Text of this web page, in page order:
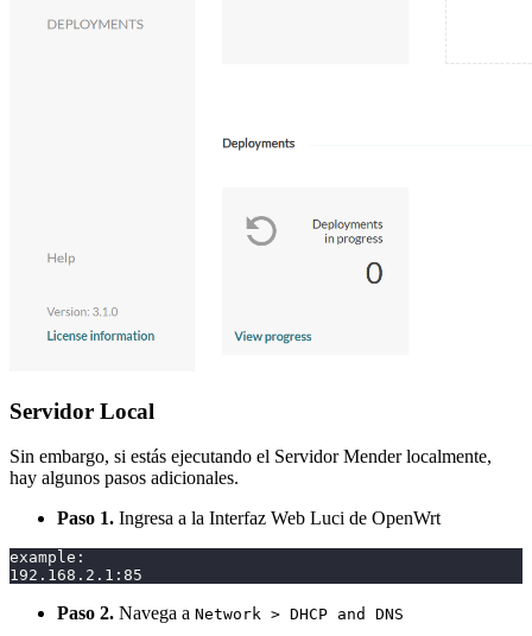
Servidor Local
Sin embargo, si estás ejecutando el Servidor Mender localmente,
hay algunos pasos adicionales.
Paso 1. Ingresa a la Interfaz Web Luci de OpenWrt
example:
192.168 .2.1:85
Paso 2. Navega a Network > DHCP and DNS